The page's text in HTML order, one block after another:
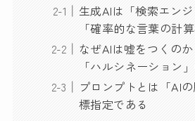
生成AIは「検索エンジ
「確率的な言葉の計
なぜAIは嘘をつくの
「ハルシネーション
プロンプトとは「AI
標指定である